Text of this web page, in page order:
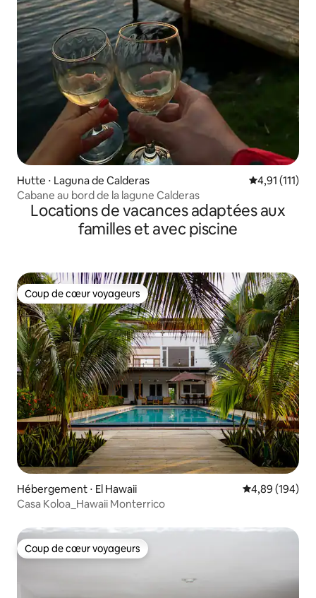
Hutte ⋅ Laguna de Calderas Évaluation
4,91 (111)
Cabane au bord de la lagune Calderas
Locations de vacances adaptées aux
familles et avec piscine
Coup de cœur voyageurs
Coup de cœur voyageurs
Hébergement ⋅ El Hawaii Évaluation
4,89 (194)
Casa Koloa_Hawaii Monterrico
Coup de cœur voyageurs
Coup de cœur voyageurs